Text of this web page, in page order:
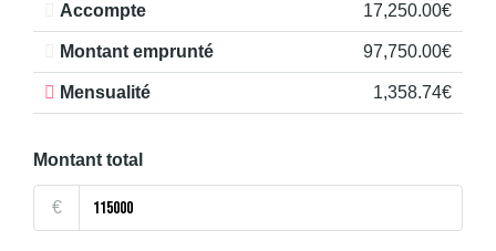
Accompte 17,250.00€
Montant emprunté 97,750.00€
Mensualité 1,358.74€
Montant total
€